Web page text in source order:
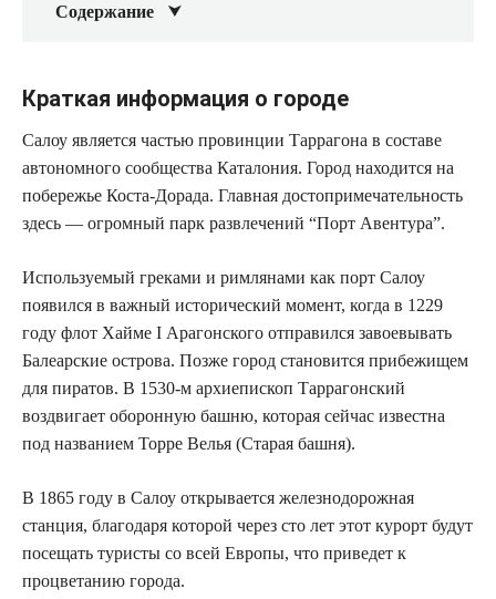
Содержание
Краткая информация о городе
Салоу является частью провинции Таррагона в составе
автономного сообщества Каталония. Город находится на
побережье Коста-Дорада. Главная достопримечательность
здесь — огромный парк развлечений “Порт Авентура”.
Используемый греками и римлянами как порт Салоу
появился в важный исторический момент, когда в 1229
году флот Хайме I Арагонского отправился завоевывать
Балеарские острова. Позже город становится прибежищем
для пиратов. В 1530-м архиепископ Таррагонский
воздвигает оборонную башню, которая сейчас известна
под названием Торре Велья (Старая башня).
В 1865 году в Салоу открывается железнодорожная
станция, благодаря которой через сто лет этот курорт будут
посещать туристы со всей Европы, что приведет к
процветанию города.